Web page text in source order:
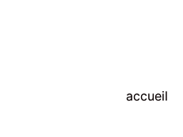
accueil